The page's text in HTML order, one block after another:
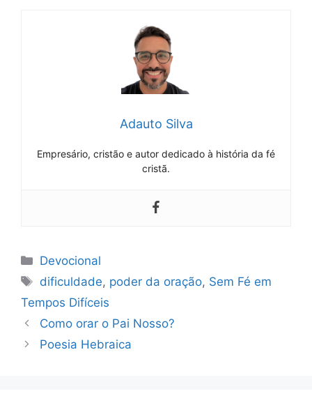
Adauto Silva
Empresário, cristão e autor dedicado à história da fé
cristã.
Categorias
Devocional
Tags
dificuldade, poder da oração, Sem Fé em
Tempos Difíceis
Como orar o Pai Nosso?
Poesia Hebraica